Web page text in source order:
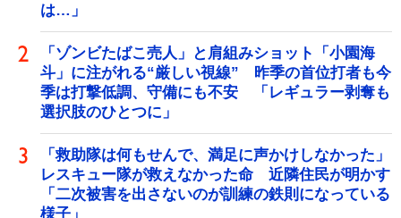
は…」
「ゾンビたばこ売人」と肩組みショット「小園海
斗」に注がれる“厳しい視線” 昨季の首位打者も今
季は打撃低調、守備にも不安 「レギュラー剥奪も
選択肢のひとつに」
「救助隊は何もせんで、満足に声かけしなかった」
レスキュー隊が救えなかった命 近隣住民が明かす
「二次被害を出さないのが訓練の鉄則になっている
様子」